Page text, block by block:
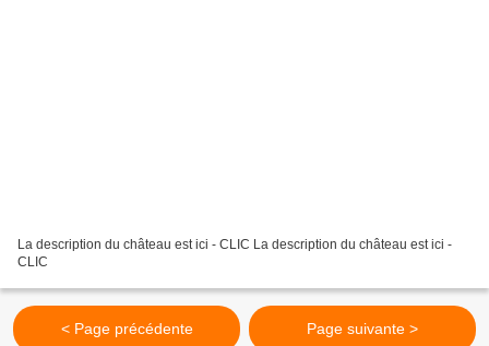
La description du château est ici - CLIC La description du château est ici -
CLIC
< Page précédente Page suivante >